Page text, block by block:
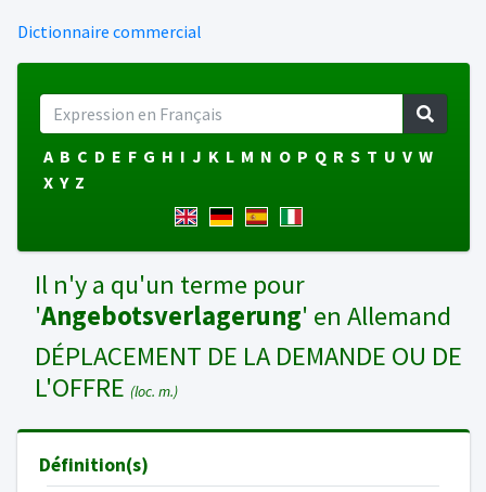
Dictionnaire commercial
A B C D E F G H I J K L M N O P Q R S T U V W
X Y Z
Il n'y a qu'un terme pour
'Angebotsverlagerung' en Allemand
DÉPLACEMENT DE LA DEMANDE OU DE
L'OFFRE (loc. m.)
Définition(s)